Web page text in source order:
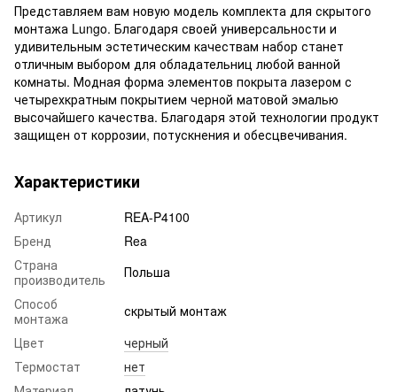
Представляем вам новую модель комплекта для скрытого
монтажа Lungo. Благодаря своей универсальности и
удивительным эстетическим качествам набор станет
отличным выбором для обладательниц любой ванной
комнаты. Модная форма элементов покрыта лазером с
четырехкратным покрытием черной матовой эмалью
высочайшего качества. Благодаря этой технологии продукт
защищен от коррозии, потускнения и обесцвечивания.
Характеристики
Артикул
REA-P4100
Бренд
Rea
Страна
производитель
Польша
Способ
монтажа
скрытый монтаж
Цвет
черный
Термостат
нет